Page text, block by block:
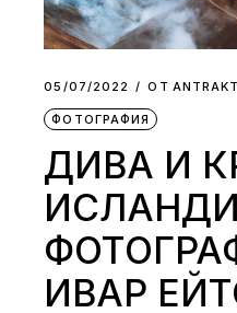
05/07/2022 ОТ АNTRAKT
ФОТОГРАФИЯ
ДИВА И
ИВАР